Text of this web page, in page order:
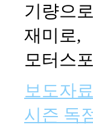
기량으
재미로
모터스
보도자
시즌 독